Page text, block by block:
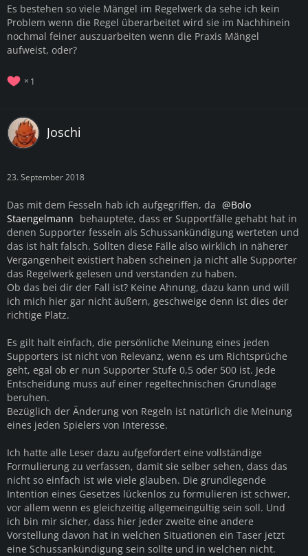
Es bestehen so viele Mängel im Regelwerk da sehe ich kein
Problem wenn die Regel überarbeitet wird sie im Nachhinein
nochmal feiner auszuarbeiten wenn die Praxis Mängel
aufweist, oder?
1
Joschi
23. September 2018
Das mit dem Fesseln hab ich aufgegriffen, da
Bolo
Staengelmann behauptete, dass er Supportfälle gehabt hat in
denen Supporter fesseln als Schussankündigung werteten und
das ist halt falsch. Sollten diese Fälle also wirklich in näherer
Vergangenheit existiert haben scheinen ja nicht alle Supporter
das Regelwerk gelesen und verstanden zu haben.
Ob das bei dir der Fall ist? Keine Ahnung, dazu kann und will
ich mich hier gar nicht äußern, geschweige denn ist dies der
richtige Platz.
Es gilt halt einfach, die persönliche Meinung eines jeden
Supporters ist nicht von Relevanz, wenn es um Richtsprüche
geht, egal ob er nun Supporter Stufe 0,5 oder 500 ist. Jede
Entscheidung muss auf einer regeltechnischen Grundlage
beruhen.
Bezüglich der Änderung von Regeln ist natürlich die Meinung
eines jeden Spielers von Interesse.
Ich hatte alle Leser dazu aufgefordert eine vollständige
Formulierung zu verfassen, damit sie selber sehen, dass das
nicht so einfach ist wie viele glauben. Die grundlegende
Intention eines Gesetzes lückenlos zu formulieren ist schwer,
vor allem wenn es gleichzeitig allgemeingültig sein soll. Und
ich bin mir sicher, dass hier jeder zweite eine andere
Vorstellung davon hat in welchen Situationen ein Taser jetzt
eine Schussankündigung sein sollte und in welchen nicht.